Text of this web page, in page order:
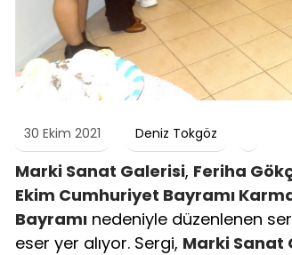
30 Ekim 2021 Deniz Tokgöz
Marki Sanat Galerisi, Feriha
Ekim Cumhuriyet Bayramı
Bayramı nedeniyle düzenlenen
eser yer alıyor. Sergi, Marki Sanat